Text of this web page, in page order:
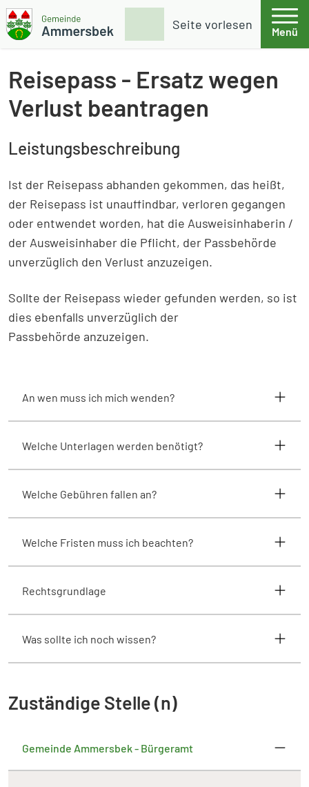
Weiter zum Inhalt
Skip to footer
Seite vorlesen
Suche
Menü
Reisepass - Ersatz wegen
Verlust beantragen
Leistungsbeschreibung
Ist der Reisepass abhanden gekommen, das heißt,
der Reisepass ist unauffindbar, verloren gegangen
oder entwendet worden, hat die Ausweisinhaberin /
der Ausweisinhaber die Pflicht, der Passbehörde
unverzüglich den Verlust anzuzeigen.
Sollte der Reisepass wieder gefunden werden, so ist
dies ebenfalls unverzüglich der
Passbehörde anzuzeigen.
An wen muss ich mich wenden?
Welche Unterlagen werden benötigt?
Welche Gebühren fallen an?
Welche Fristen muss ich beachten?
Rechtsgrundlage
Was sollte ich noch wissen?
Zuständige Stelle (n)
Gemeinde Ammersbek - Bürgeramt